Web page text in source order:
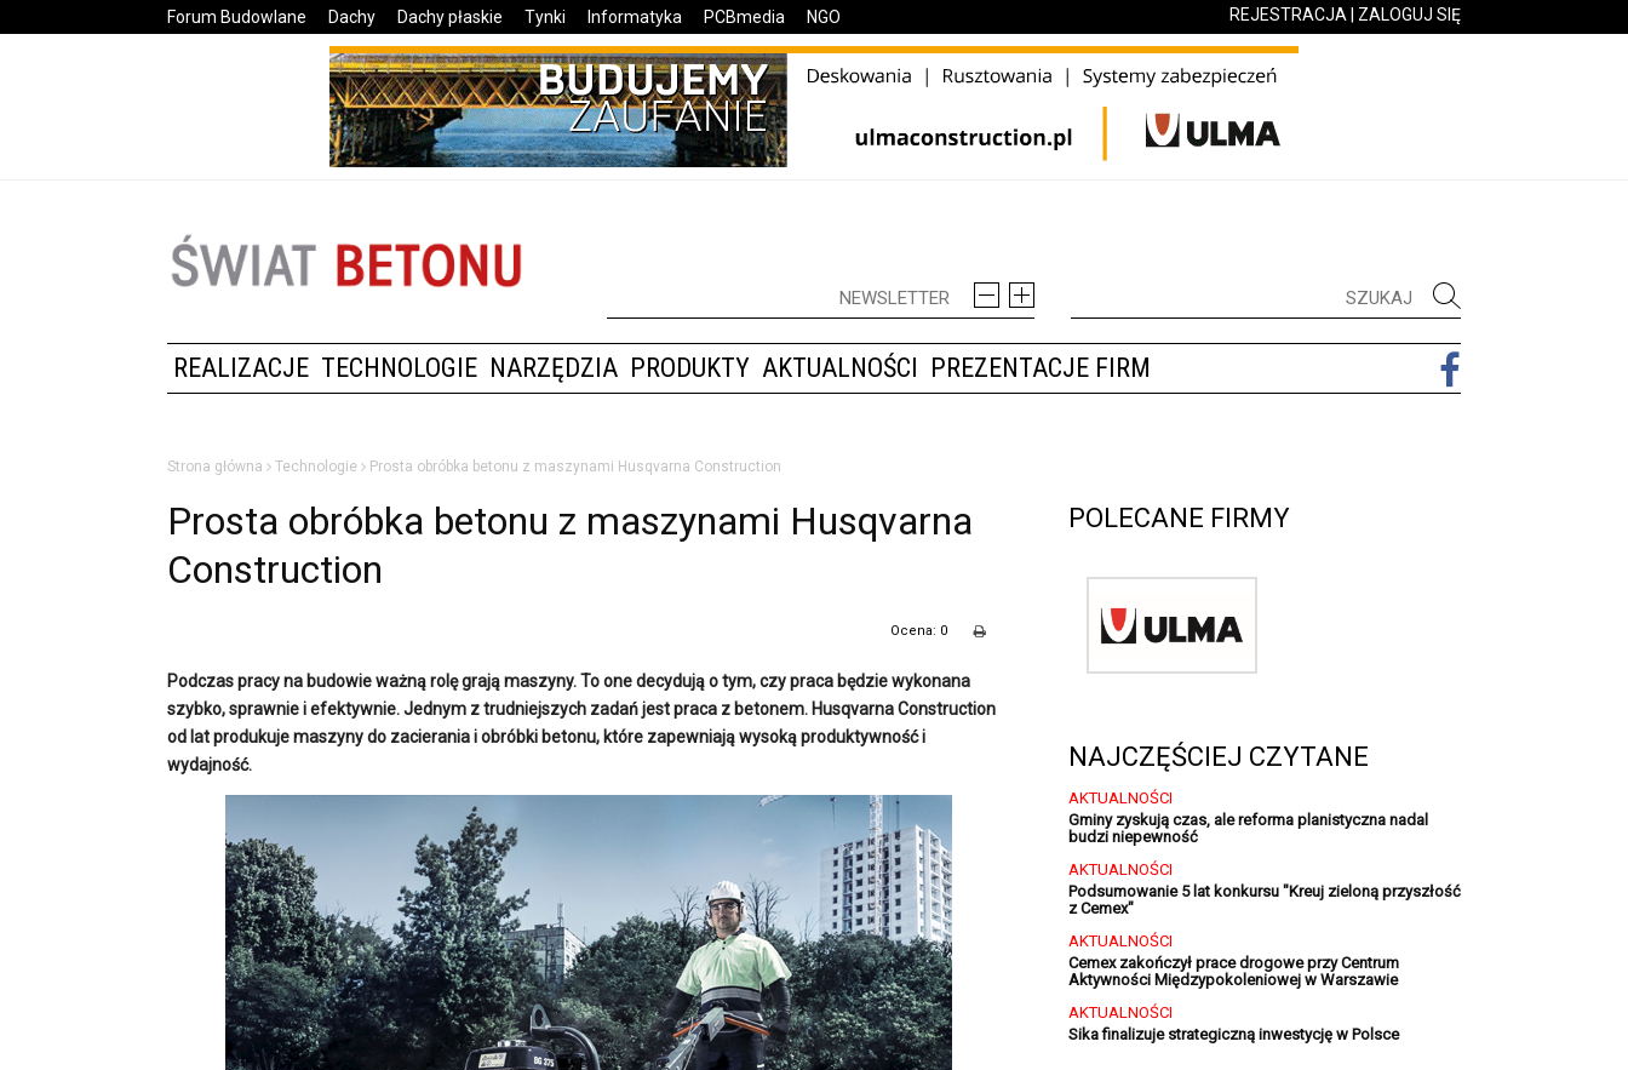
Forum Budowlane Dachy Dachy płaskie Tynki Informatyka PCBmedia NGO REJESTRACJA ZALOGUJ SIĘ
REALIZACJE TECHNOLOGIE NARZĘDZIA PRODUKTY AKTUALNOŚCI PREZENTACJE FIRM
Strona główna Technologie Prosta obróbka betonu z maszynami Husqvarna Construction
Prosta obróbka betonu z maszynami Husqvarna
Construction
Ocena: 0
Podczas pracy na budowie ważną rolę grają maszyny. To one decydują o tym, czy praca będzie wykonana
szybko, sprawnie i efektywnie. Jednym z trudniejszych zadań jest praca z betonem. Husqvarna Construction
od lat produkuje maszyny do zacierania i obróbki betonu, które zapewniają wysoką produktywność i
wydajność.
POLECANE FIRMY
NAJCZĘŚCIEJ CZYTANE
AKTUALNOŚCI
Gminy zyskują czas, ale reforma planistyczna nadal
budzi niepewność
AKTUALNOŚCI
Podsumowanie 5 lat konkursu "Kreuj zieloną przyszłość
z Cemex"
AKTUALNOŚCI
Cemex zakończył prace drogowe przy Centrum
Aktywności Międzypokoleniowej w Warszawie
AKTUALNOŚCI
Sika finalizuje strategiczną inwestycję w Polsce